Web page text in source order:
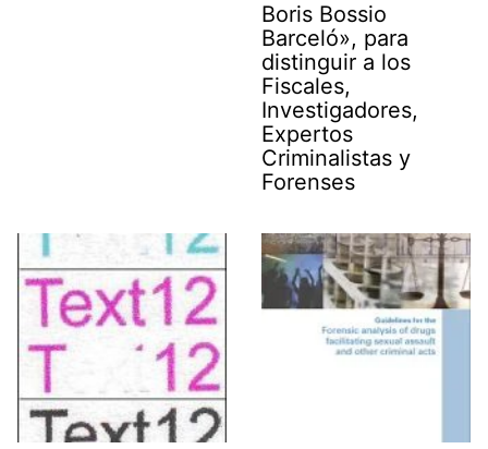
Boris Bossio
Barceló», para
distinguir a los
Fiscales,
Investigadores,
Expertos
Criminalistas y
Forenses